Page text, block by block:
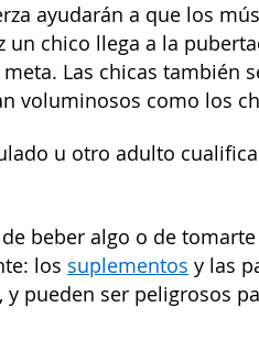
ayudarán a que los
chico llega a la
Las chicas también
voluminosos como los
u otro adulto
beber algo o de
los suplementos y las
pueden ser peligrosos